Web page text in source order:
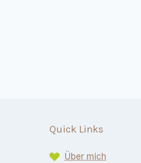
Quick Links
Über mich